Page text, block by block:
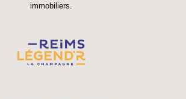
immobiliers.